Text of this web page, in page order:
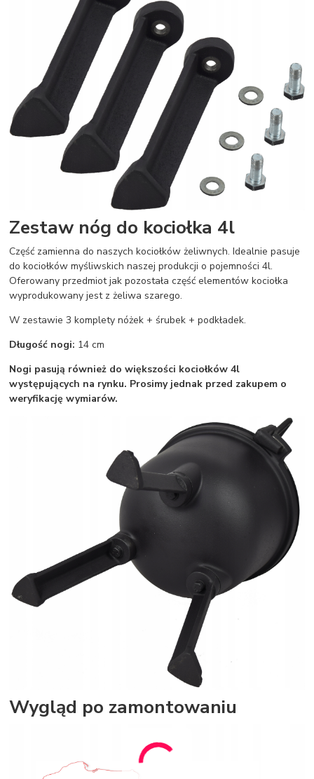
Zestaw nóg do kociołka 4l
Część zamienna do naszych kociołków żeliwnych. Idealnie pasuje
do kociołków myśliwskich naszej produkcji o pojemności 4l.
Oferowany przedmiot jak pozostała część elementów kociołka
wyprodukowany jest z żeliwa szarego.
W zestawie 3 komplety nóżek + śrubek + podkładek.
Długość nogi: 14 cm
Nogi pasują również do większości kociołków 4l
występujących na rynku. Prosimy jednak przed zakupem o
weryfikację wymiarów.
Wygląd po zamontowaniu